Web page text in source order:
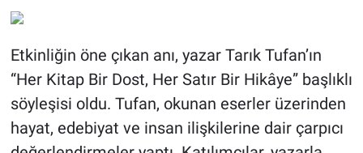
Etkinliğin öne çıkan anı, yazar Tarık Tufan’ın
“Her Kitap Bir Dost, Her Satır Bir Hikâye” başlıklı
söyleşisi oldu. Tufan, okunan eserler üzerinden
hayat, edebiyat ve insan ilişkilerine dair çarpıcı